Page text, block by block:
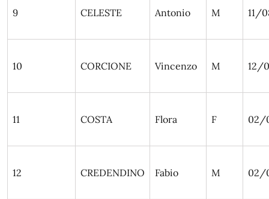
9 CELESTE Antonio M 11/
10 CORCIONE Vincenzo M 12/
11 COSTA Flora F 02/
12 CREDENDINO Fabio M 02/